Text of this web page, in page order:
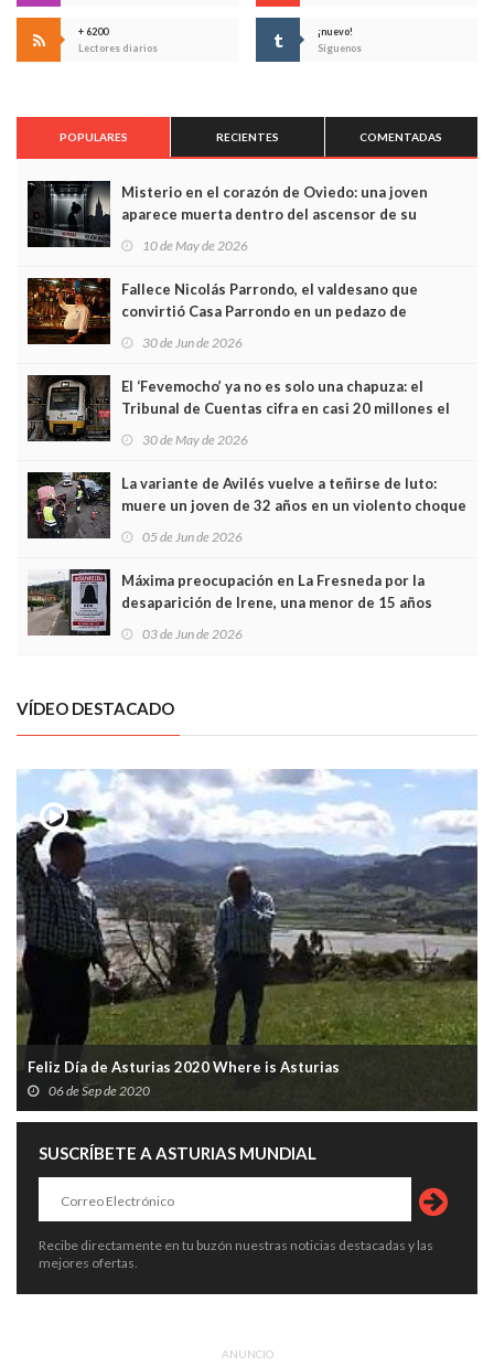
+ 6200
Lectores diarios
¡nuevo!
Síguenos
POPULARES RECIENTES COMENTADAS
Misterio en el corazón de Oviedo: una joven
aparece muerta dentro del ascensor de su
edificio y las cámaras captan sus últimos minutos
10 de May de 2026
Fallece Nicolás Parrondo, el valdesano que
convirtió Casa Parrondo en un pedazo de
Asturias en Madrid
30 de Jun de 2026
El ‘Fevemocho’ ya no es solo una chapuza: el
Tribunal de Cuentas cifra en casi 20 millones el
sobrecoste de los trenes que no cabían por los
30 de May de 2026
La variante de Avilés vuelve a teñirse de luto:
muere un joven de 32 años en un violento choque
frontal
05 de Jun de 2026
Máxima preocupación en La Fresneda por la
desaparición de Irene, una menor de 15 años
03 de Jun de 2026
VÍDEO DESTACADO
Feliz Día de Asturias 2020 Where is Asturias
06 de Sep de 2020
SUSCRÍBETE A ASTURIAS MUNDIAL
Recibe directamente en tu buzón nuestras noticias destacadas y las
mejores ofertas.
ANUNCIO